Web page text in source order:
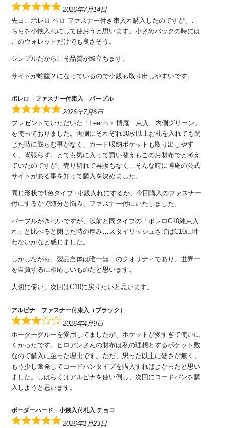
2026年7月14日
先日、ボレロ ベロ ファスナー付き束入れ購入したのですが、こ
ちらを小銭入れにして使おうと思います。小さめバックの時には
このウォレットだけでも良さそう。
シンプルだからこそ品質が際立ちます。
サイドが蛇腹？になっているので小銭も取り出しやすいです。
ボレロ ファスナー付束入 パープル
2026年7月6日
プレゼントでいただいた「I earth × 博庵 束入 内側グリーン」
を使っておりました。両側にそれぞれ30枚以上お札を入れても閉
じた時に膨らむ事がなく、カード収納ポケットも取り出しやす
く、嵩張らず。とても気に入って買い替えもこのお財布でと考え
ていたのですが、売り切れで再販もなく…そんな時に博庵の公式
サイトがある事を知って購入を決めました。
同じ形状で1色タイプ+小銭入れにするか、今回購入のファスナー
付にするかで随分と悩み、ファスナー付にいたしました。
パープルがきれいですが、以前と同タイプの「ボレロC10純束入
れ」と比べると閉じた時の厚み…スタイリッシュさではC10に叶
わないかなと感じました。
しかしながら、製品自体は唯一無二のクオリティであり、世界一
を自負するに相応しいものだと思います。
大切に使い、次回はC10に戻りたいと思います。
アルピナ ファスナー付束入（ブラック）
2026年4月9日
ポーターグルーを愛用してましたが、ポケットが多すぎて使いに
くかったです。ヒロアンさんの財布は私の理想とするポケット数
なので購入に至った理由です。ただ、思った以上に硬さが無く、
もう少し奮発してコードパンタイプを購入すればよかったと思い
ました。しばらくはアルピナを使い倒し、次回にコードパンを購
入しようと思います。
ボーダーハード 小銭入付札入 チョコ
2026年1月23日